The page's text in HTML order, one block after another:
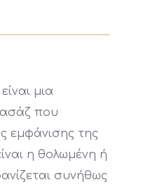
μια
που
εμφάνισης της
η θολωμένη ή
συνήθως